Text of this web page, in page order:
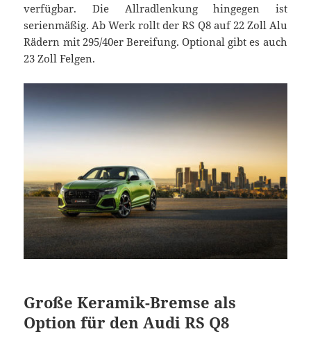
verfügbar. Die Allradlenkung hingegen ist
serienmäßig. Ab Werk rollt der RS Q8 auf 22 Zoll Alu
Rädern mit 295/40er Bereifung. Optional gibt es auch
23 Zoll Felgen.
Große Keramik-Bremse als
Option für den Audi RS Q8